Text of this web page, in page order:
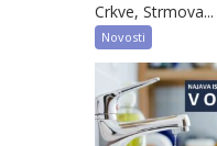
Crkve, Strmova...
Novosti